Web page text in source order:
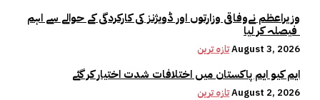
وزیراعظم نےوفاقی وزارتوں اور ڈویژنز کی کارکردگی کے حوالے سے اہم
تازہ ترینAugust 3, 2026
ایم کیو ایم پاکستان میں اختلافات شدت اختیار کر گئے
تازہ ترینAugust 2, 2026